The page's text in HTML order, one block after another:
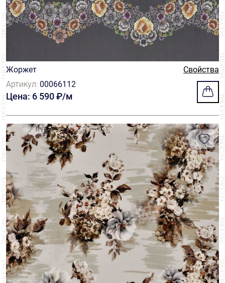
Жоржет
Свойства
Артикул: 00066112
Цена: 6 590 ₽/м